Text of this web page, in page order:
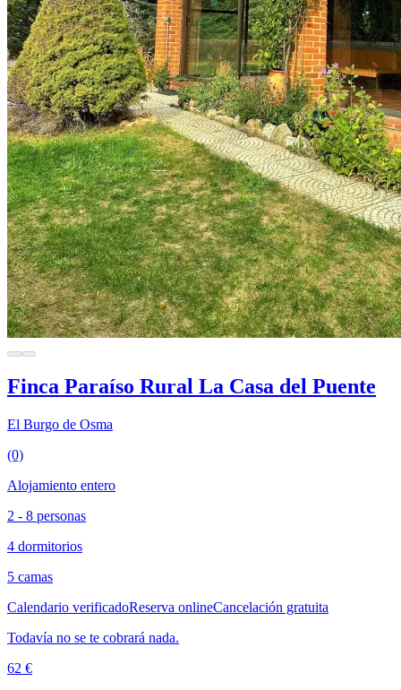
Finca Paraíso Rural La Casa del Puente
El Burgo de Osma
(0)
Alojamiento entero
2 - 8 personas
4 dormitorios
5 camas
Calendario verificadoReserva onlineCancelación gratuita
Todavía no se te cobrará nada.
62 €